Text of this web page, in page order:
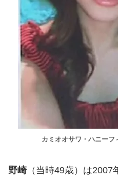
カミオオサワ・ハニーフ
野崎（当時49歳）は2007